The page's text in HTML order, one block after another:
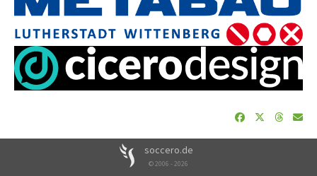
soccero.de
© 2006 - 2026